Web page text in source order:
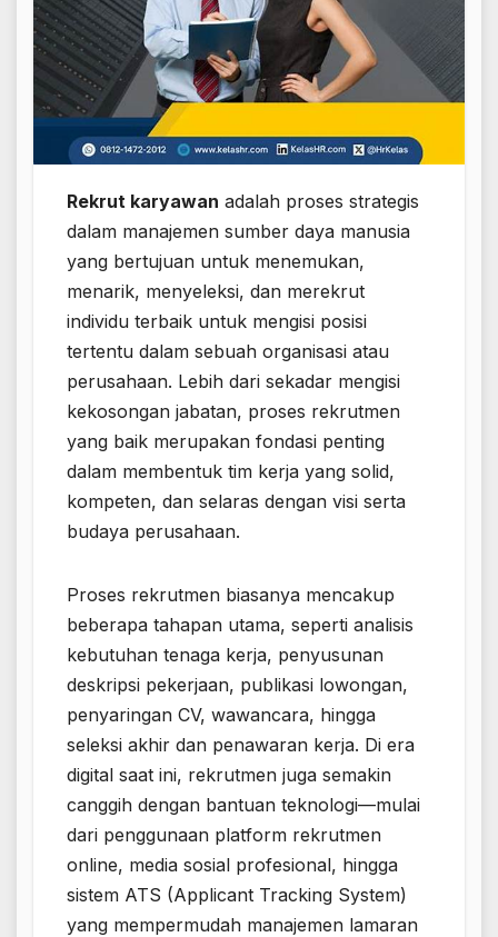
Rekrut karyawan adalah proses strategis
dalam manajemen sumber daya manusia
yang bertujuan untuk menemukan,
menarik, menyeleksi, dan merekrut
individu terbaik untuk mengisi posisi
tertentu dalam sebuah organisasi atau
perusahaan. Lebih dari sekadar mengisi
kekosongan jabatan, proses rekrutmen
yang baik merupakan fondasi penting
dalam membentuk tim kerja yang solid,
kompeten, dan selaras dengan visi serta
budaya perusahaan.
Proses rekrutmen biasanya mencakup
beberapa tahapan utama, seperti analisis
kebutuhan tenaga kerja, penyusunan
deskripsi pekerjaan, publikasi lowongan,
penyaringan CV, wawancara, hingga
seleksi akhir dan penawaran kerja. Di era
digital saat ini, rekrutmen juga semakin
canggih dengan bantuan teknologi—mulai
dari penggunaan platform rekrutmen
online, media sosial profesional, hingga
sistem ATS (Applicant Tracking System)
yang mempermudah manajemen lamaran